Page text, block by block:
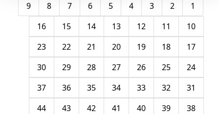
1
2
3
4
5
6
7
8
9
10
11
12
13
14
15
16
17
18
19
20
21
22
23
24
25
26
27
28
29
30
31
32
33
34
35
36
37
38
39
40
41
42
43
44